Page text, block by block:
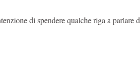
di spendere qualche riga a